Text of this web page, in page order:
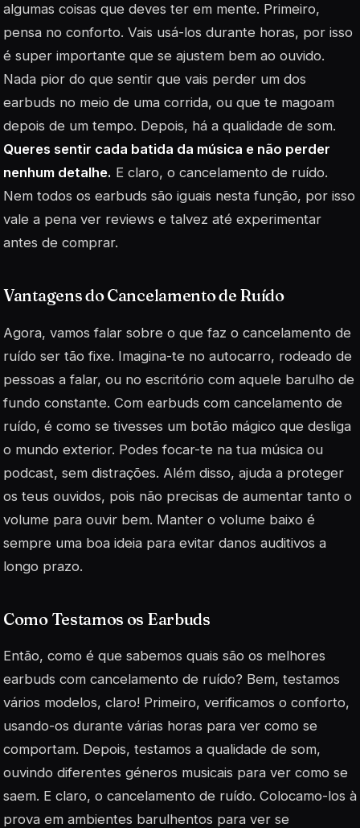
algumas coisas que deves ter em mente. Primeiro,
pensa no conforto. Vais usá-los durante horas, por isso
é super importante que se ajustem bem ao ouvido.
Nada pior do que sentir que vais perder um dos
earbuds no meio de uma corrida, ou que te magoam
depois de um tempo. Depois, há a qualidade de som.
Queres sentir cada batida da música e não perder
nenhum detalhe. E claro, o cancelamento de ruído.
Nem todos os earbuds são iguais nesta função, por isso
vale a pena ver reviews e talvez até experimentar
antes de comprar.
Vantagens do Cancelamento de Ruído
Agora, vamos falar sobre o que faz o cancelamento de
ruído ser tão fixe. Imagina-te no autocarro, rodeado de
pessoas a falar, ou no escritório com aquele barulho de
fundo constante. Com earbuds com cancelamento de
ruído, é como se tivesses um botão mágico que desliga
o mundo exterior. Podes focar-te na tua música ou
podcast, sem distrações. Além disso, ajuda a proteger
os teus ouvidos, pois não precisas de aumentar tanto o
volume para ouvir bem. Manter o volume baixo é
sempre uma boa ideia para evitar danos auditivos a
longo prazo.
Como Testamos os Earbuds
Então, como é que sabemos quais são os melhores
earbuds com cancelamento de ruído? Bem, testamos
vários modelos, claro! Primeiro, verificamos o conforto,
usando-os durante várias horas para ver como se
comportam. Depois, testamos a qualidade de som,
ouvindo diferentes géneros musicais para ver como se
saem. E claro, o cancelamento de ruído. Colocamo-los à
prova em ambientes barulhentos para ver se